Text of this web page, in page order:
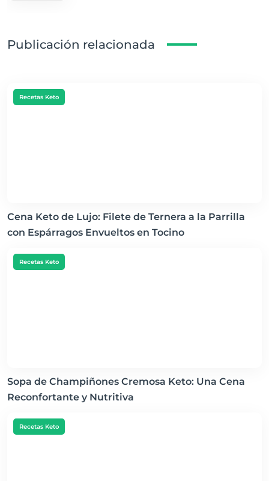
Publicación relacionada
Recetas Keto
Cena Keto de Lujo: Filete de Ternera a la Parrilla
con Espárragos Envueltos en Tocino
Recetas Keto
Sopa de Champiñones Cremosa Keto: Una Cena
Reconfortante y Nutritiva
Recetas Keto